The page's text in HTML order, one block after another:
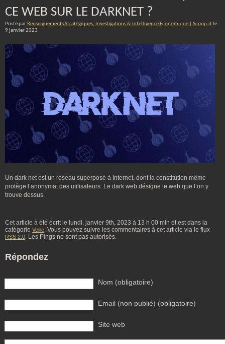
CE WEB SUR LE DARKNET ?
Posté par Renseignements Stratégiques, Investigations & Intelligence Economique | Scoop.it le
9 janvier 2023
Un dark net est un réseau superposé à Internet, dont la constitution même
protège l’anonymat des utilisateurs. Le dark web désigne le web que l’on y
trouve dessus.
Cet article à été écrit le lundi, janvier 9th, 2023 à 13 h 00 min et est dans la
catégorie Veille. Vous pouvez suivre les commentaires à cet article via le flux
RSS 2.0. Les Pings ne sont pas autorisés.
Répondez
Nom (obligatoire)
Email (non publié) (obligatoire)
Site web